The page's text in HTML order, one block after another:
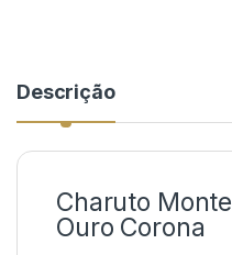
Descrição
Charuto
Ouro Corona